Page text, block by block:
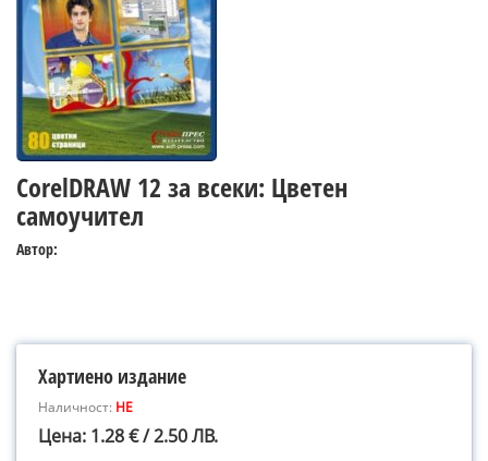
CorelDRAW 12 за всеки: Цветен
самоучител
Автор:
Хартиено издание
Наличност: НЕ
Цена: 1.28 € / 2.50 ЛВ.